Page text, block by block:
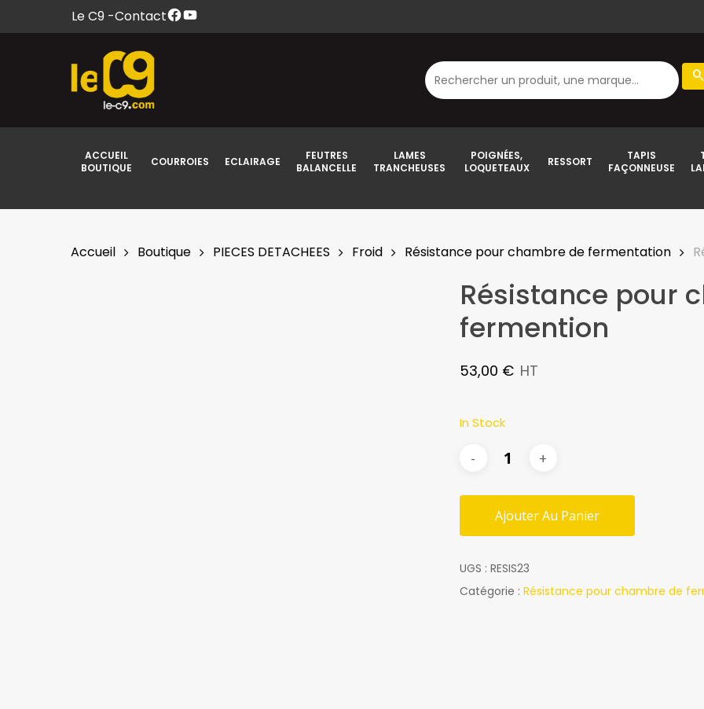
Le C9 -ContactFacebook
YouTube
search
ACCUEIL
BOUTIQUE
COURROIES ECLAIRAGE
FEUTRES
BALANCELLE
LAMES
TRANCHEUSES
POIGNÉES,
LOQUETEAUX
RESSORT
TAPIS
FAÇONNEUSE
CART
Accueil Boutique PIECES DETACHEES Froid Résistance pour chambre de fermentation
Résistance pour
fermention
53,00 € HT
In Stock
Ajouter Au Panier
UGS : RESIS23
Catégorie : Résistance pour chambre de